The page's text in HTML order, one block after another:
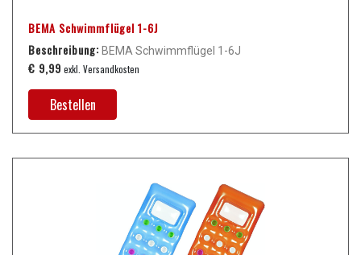
BEMA Schwimmflügel 1-6J
Beschreibung: BEMA Schwimmflügel 1-6J
€ 9,99 exkl. Versandkosten
Bestellen